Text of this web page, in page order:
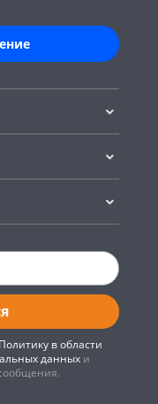
Политику в области
данныхи